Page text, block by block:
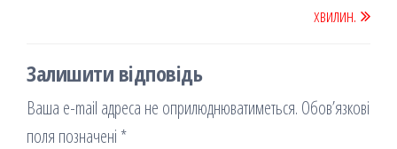
хвилин.
Залишити відповідь
Ваша e-mail адреса не оприлюднюватиметься. Обов’язкові
поля позначені *